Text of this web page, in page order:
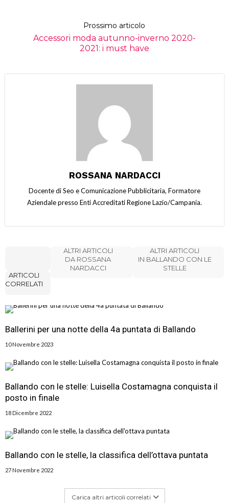
Prossimo articolo
Accessori moda autunno-inverno 2020-
2021: i must have
ROSSANA NARDACCI
Docente di Seo e Comunicazione Pubblicitaria, Formatore
Aziendale presso Enti Accreditati Regione Lazio/Campania.
ARTICOLI
CORRELATI
ALTRI ARTICOLI
DA ROSSANA
NARDACCI
ALTRI ARTICOLI
IN BALLANDO CON LE
STELLE
Ballerini per una notte della 4a puntata di Ballando
10 Novembre 2023
Ballando con le stelle: Luisella Costamagna conquista il
posto in finale
18 Dicembre 2022
Ballando con le stelle, la classifica dell’ottava puntata
27 Novembre 2022
Carica altri articoli correlati